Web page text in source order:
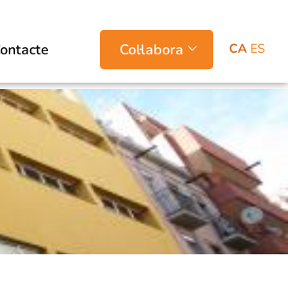
Col·labora CA ES